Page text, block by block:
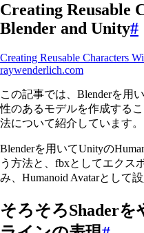
Creating Reusable
Blender and Unity#
Creating Reusable Characters
raywenderlich.com
この記事では、Blenderを用
性のあるモデルを作成する
法について紹介しています。
Blenderを用いてUnityの
う方法と、fbxとしてエクス
み、Humanoid Avatarとして
そろそろShader